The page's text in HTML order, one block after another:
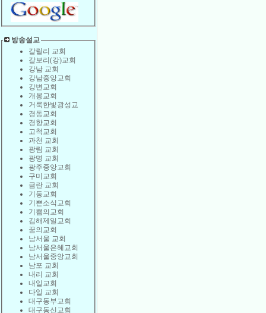
방송설교
갈릴리 교회
갈보리(강)교회
강남 교회
강남중앙교회
강변교회
개봉교회
거룩한빛광성교
경동교회
경향교회
고척교회
과천 교회
광림 교회
광명 교회
광주중앙교회
구미교회
금란 교회
기둥교회
기쁜소식교회
기쁨의교회
김해제일교회
꿈의교회
남서울 교회
남서울은혜교회
남서울중앙교회
남포 교회
내리 교회
내일교회
다일 교회
대구동부교회
대구동신교회